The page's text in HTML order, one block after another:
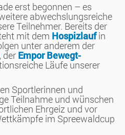
erst begonnen – es
abwechslungsreiche
Teilnehmer. Bereits der
mit dem Hospizlaufin
unter anderem der
, der Empor Bewegt-
Läufe unserer
Sportlerinnen und
Teilnahme und wünschen
Ehrgeiz und vor
im Spreewaldcup